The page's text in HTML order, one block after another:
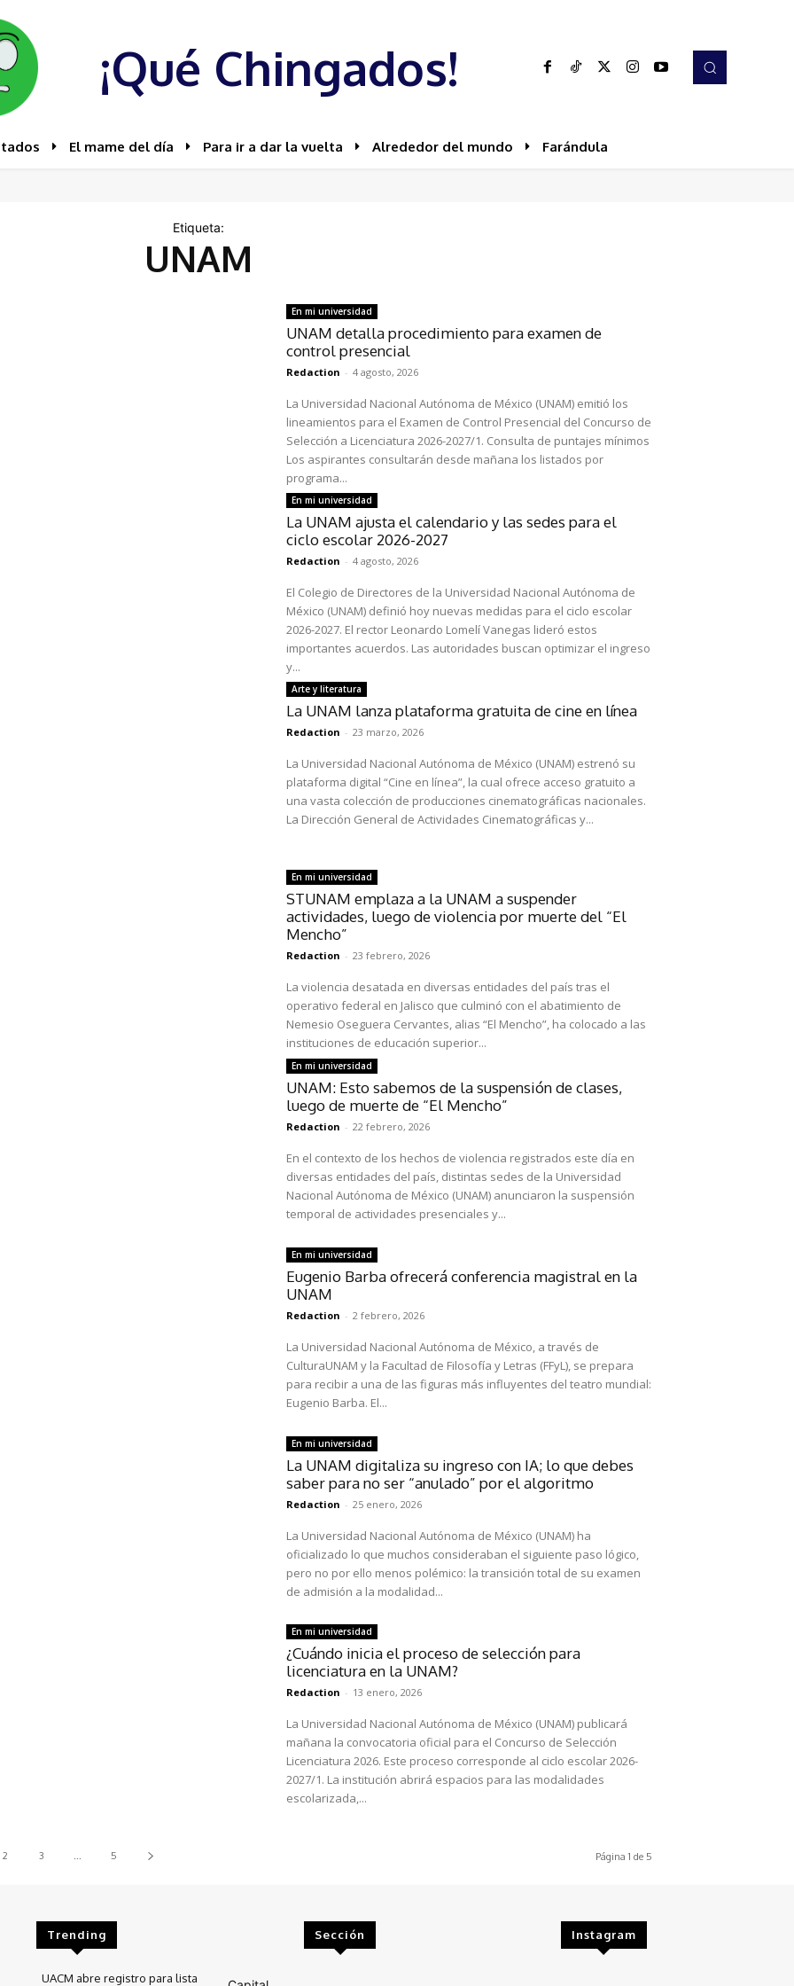
¡Qué Chingados!
El mame del día Para ir a dar la vuelta Alrededor del mundo Farándula
Etiqueta:
UNAM
En mi universidad
UNAM detalla procedimiento para examen de
control presencial
Redaction - 4 agosto, 2026
La Universidad Nacional Autónoma de México (UNAM) emitió los
lineamientos para el Examen de Control Presencial del Concurso de
Selección a Licenciatura 2026-2027/1. Consulta de puntajes mínimos
Los aspirantes consultarán desde mañana los listados por
programa...
En mi universidad
La UNAM ajusta el calendario y las sedes para el
ciclo escolar 2026-2027
Redaction - 4 agosto, 2026
El Colegio de Directores de la Universidad Nacional Autónoma de
México (UNAM) definió hoy nuevas medidas para el ciclo escolar
2026-2027. El rector Leonardo Lomelí Vanegas lideró estos
importantes acuerdos. Las autoridades buscan optimizar el ingreso
y...
Arte y literatura
La UNAM lanza plataforma gratuita de cine en línea
Redaction - 23 marzo, 2026
La Universidad Nacional Autónoma de México (UNAM) estrenó su
plataforma digital “Cine en línea”, la cual ofrece acceso gratuito a
una vasta colección de producciones cinematográficas nacionales.
La Dirección General de Actividades Cinematográficas y...
En mi universidad
STUNAM emplaza a la UNAM a suspender
actividades, luego de violencia por muerte del “El
Mencho”
Redaction - 23 febrero, 2026
La violencia desatada en diversas entidades del país tras el
operativo federal en Jalisco que culminó con el abatimiento de
Nemesio Oseguera Cervantes, alias “El Mencho”, ha colocado a las
instituciones de educación superior...
En mi universidad
UNAM: Esto sabemos de la suspensión de clases,
luego de muerte de “El Mencho”
Redaction - 22 febrero, 2026
En el contexto de los hechos de violencia registrados este día en
diversas entidades del país, distintas sedes de la Universidad
Nacional Autónoma de México (UNAM) anunciaron la suspensión
temporal de actividades presenciales y...
En mi universidad
Eugenio Barba ofrecerá conferencia magistral en la
UNAM
Redaction - 2 febrero, 2026
La Universidad Nacional Autónoma de México, a través de
CulturaUNAM y la Facultad de Filosofía y Letras (FFyL), se prepara
para recibir a una de las figuras más influyentes del teatro mundial:
Eugenio Barba. El...
En mi universidad
La UNAM digitaliza su ingreso con IA; lo que debes
saber para no ser “anulado” por el algoritmo
Redaction - 25 enero, 2026
La Universidad Nacional Autónoma de México (UNAM) ha
oficializado lo que muchos consideraban el siguiente paso lógico,
pero no por ello menos polémico: la transición total de su examen
de admisión a la modalidad...
En mi universidad
¿Cuándo inicia el proceso de selección para
licenciatura en la UNAM?
Redaction - 13 enero, 2026
La Universidad Nacional Autónoma de México (UNAM) publicará
mañana la convocatoria oficial para el Concurso de Selección
Licenciatura 2026. Este proceso corresponde al ciclo escolar 2026-
2027/1. La institución abrirá espacios para las modalidades
escolarizada,...
2 3 ... 5 Página 1 de 5
Trending
UACM abre registro para lista
Sección Instagram